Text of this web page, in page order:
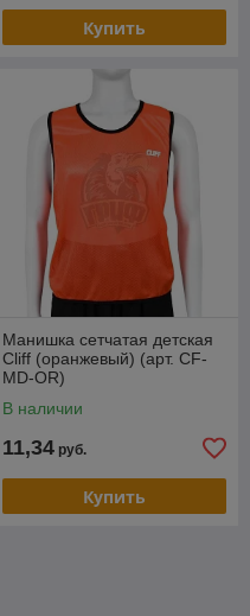
Купить
Манишка сетчатая детская
Cliff (оранжевый) (арт. CF-
MD-OR)
В наличии
11,34 руб.
Купить